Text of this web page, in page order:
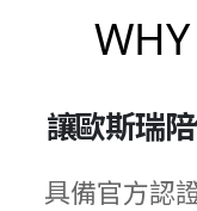
WHY
讓歐斯瑞
具備官方認